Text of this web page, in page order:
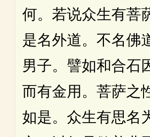
何。若说众生有菩
是名外道。不名佛
男子。譬如和合石
而有金用。菩萨之
如是。众生有思名